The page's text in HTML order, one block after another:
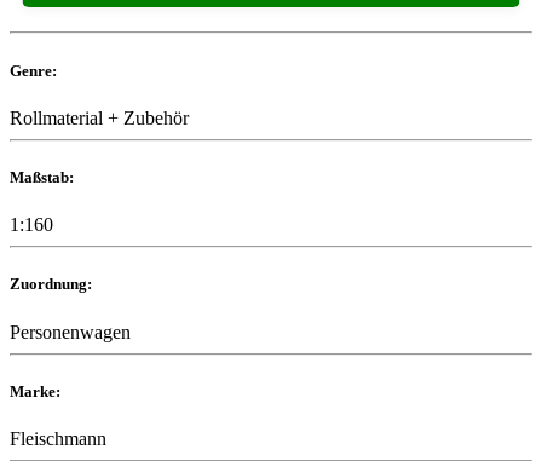
Genre:
Rollmaterial + Zubehör
Maßstab:
1:160
Zuordnung:
Personenwagen
Marke:
Fleischmann